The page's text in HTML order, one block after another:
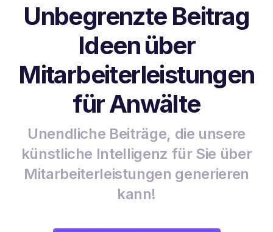
Unbegrenzte Beitrag
Ideen über
Mitarbeiterleistungen
für Anwälte
Unendliche Beiträge, die unsere
künstliche Intelligenz für Sie über
Mitarbeiterleistungen generieren
kann!